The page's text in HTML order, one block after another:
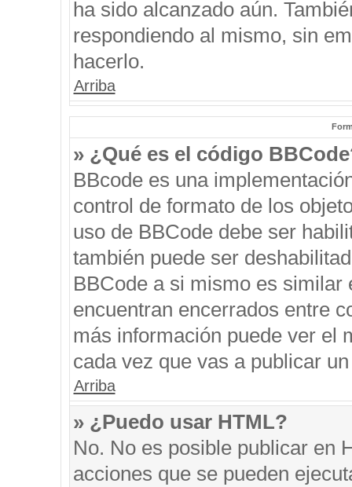
ha sido alcanzado aún.
respondiendo al mismo, sin
hacerlo.
Arriba
» ¿Qué es el código
BBcode es una
control de formato de los
uso de BBCode debe ser
también puede ser
BBCode a si mismo es
encuentran encerrados entre
más información puede ver el
cada vez que vas a publicar
Arriba
» ¿Puedo usar HTML?
No. No es posible publicar en
acciones que se pueden